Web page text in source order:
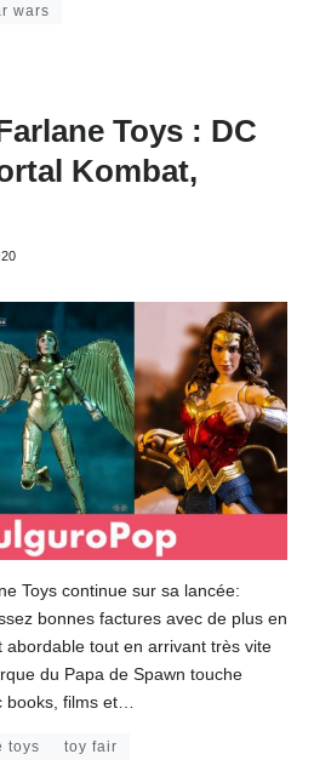
wars
Toys : DC
Kombat,
Toys continue sur sa lancée:
bonnes factures avec de plus en
abordable tout en arrivant très vite
du Papa de Spawn touche
films et…
toys toy fair